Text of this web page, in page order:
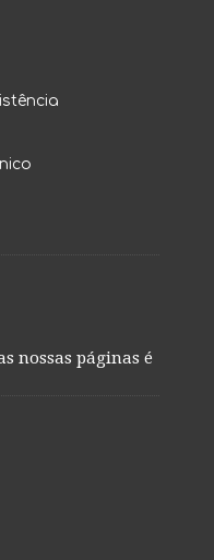
nossas páginas é